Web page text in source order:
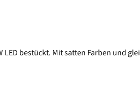
bestückt. Mit satten Farben und